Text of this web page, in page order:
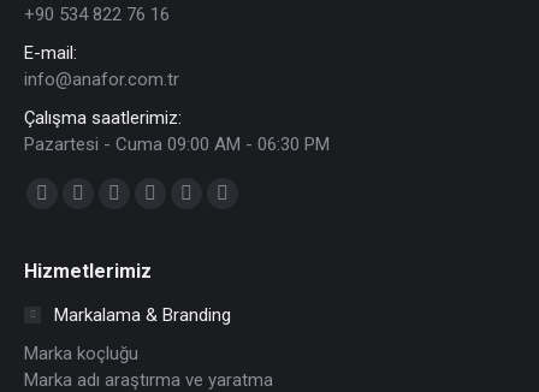
+90 534 822 76 16
E-mail:
info@anafor.com.tr
Çalışma saatlerimiz:
Pazartesi - Cuma 09:00 AM - 06:30 PM
Find us on:
opens
window
opens
window
opens
window
opens
Hizmetlerimiz
Markalama & Branding
Marka koçluğu
Marka adı araştırma ve yaratma